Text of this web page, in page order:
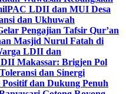
PAC LDII dan MUI Desa
dan Ukhuwah
Pengajian Tafsir Qur’an
Masjid Nurul Fatah di
LDII dan
Makassar: Brigjen Pol
dan Sinergi
dan Dukung Penuh